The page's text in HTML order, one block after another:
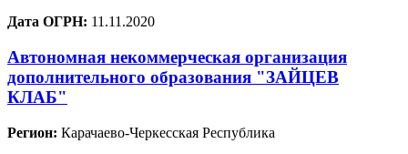
Дата ОГРН: 11.11.2020
Автономная некоммерческая организация
дополнительного образования "ЗАЙЦЕВ
КЛАБ"
Регион: Карачаево-Черкесская Республика